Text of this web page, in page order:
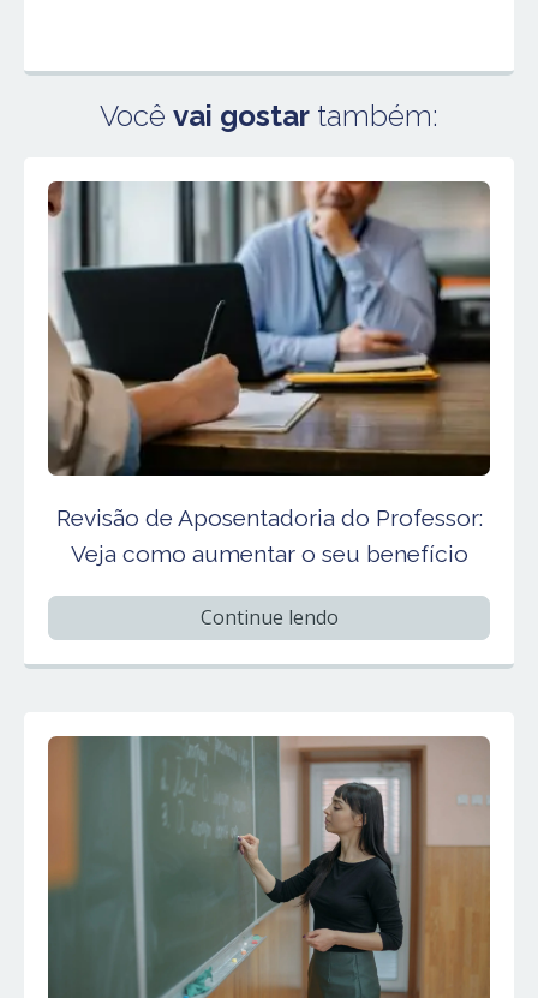
Você vai gostar também:
Revisão de Aposentadoria do Professor:
Veja como aumentar o seu benefício
Continue lendo